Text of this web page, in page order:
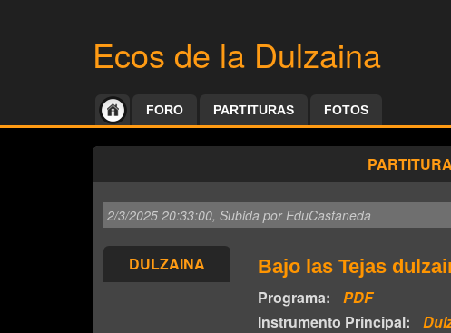
Ecos de la Dulzaina
FORO PARTITURAS FOTOS
2/3/2025 20:33:00, Subida por EduCastaneda
DULZAINA Bajo las Tejas
Programa:
PDF
Instrumento Principal: